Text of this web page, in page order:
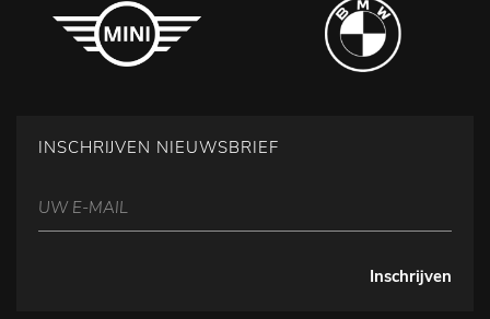
INSCHRIJVEN NIEUWSBRIEF
Inschrijven